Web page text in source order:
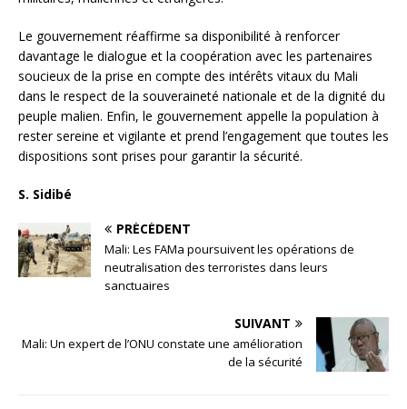
Le gouvernement réaffirme sa disponibilité à renforcer
davantage le dialogue et la coopération avec les partenaires
soucieux de la prise en compte des intérêts vitaux du Mali
dans le respect de la souveraineté nationale et de la dignité du
peuple malien. Enfin, le gouvernement appelle la population à
rester sereine et vigilante et prend l’engagement que toutes les
dispositions sont prises pour garantir la sécurité.
S. Sidibé
PRÉCÉDENT
Mali: Les FAMa poursuivent les opérations de
neutralisation des terroristes dans leurs
sanctuaires
SUIVANT
Mali: Un expert de l’ONU constate une amélioration
de la sécurité